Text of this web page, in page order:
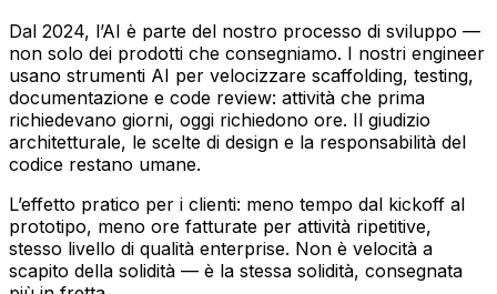
Dal 2024, l’AI è parte del nostro processo di sviluppo —
non solo dei prodotti che consegniamo. I nostri engineer
usano strumenti AI per velocizzare scaffolding, testing,
documentazione e code review: attività che prima
richiedevano giorni, oggi richiedono ore. Il giudizio
architetturale, le scelte di design e la responsabilità del
codice restano umane.
L’effetto pratico per i clienti: meno tempo dal kickoff al
prototipo, meno ore fatturate per attività ripetitive,
stesso livello di qualità enterprise. Non è velocità a
scapito della solidità — è la stessa solidità, consegnata